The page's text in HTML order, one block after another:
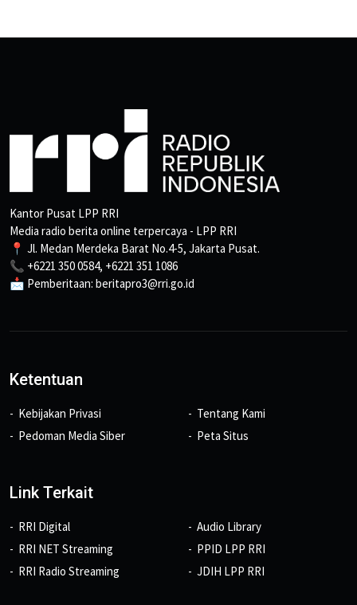
Kantor Pusat LPP RRI
Media radio berita online terpercaya - LPP RRI
📍 Jl. Medan Merdeka Barat No.4-5, Jakarta Pusat.
📞 +6221 350 0584, +6221 351 1086
📩 Pemberitaan: beritapro3@rri.go.id
Ketentuan
Kebijakan Privasi
Pedoman Media Siber
Tentang Kami
Peta Situs
Link Terkait
RRI Digital
RRI NET Streaming
RRI Radio Streaming
Audio Library
PPID LPP RRI
JDIH LPP RRI